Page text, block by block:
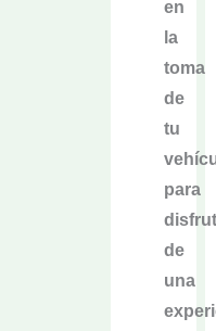
en
la
toma
de
tu
para
de
una